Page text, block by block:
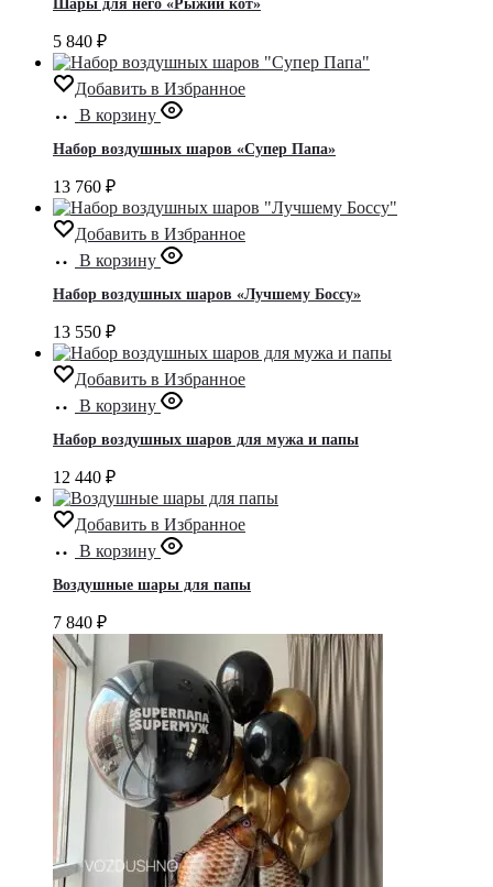
Шары для него «Рыжий кот»
5 840 ₽
Добавить в Избранное
В корзину
Набор воздушных шаров «Супер Папа»
13 760 ₽
Добавить в Избранное
В корзину
Набор воздушных шаров «Лучшему Боссу»
13 550 ₽
Добавить в Избранное
В корзину
Набор воздушных шаров для мужа и папы
12 440 ₽
Добавить в Избранное
В корзину
Воздушные шары для папы
7 840 ₽